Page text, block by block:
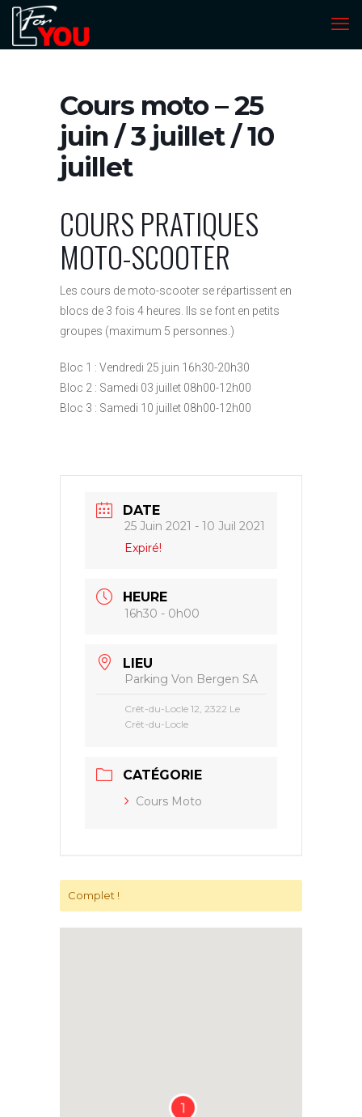
Cours moto – 25
juin / 3 juillet / 10
juillet
COURS PRATIQUES
MOTO-SCOOTER
Les cours de moto-scooter se répartissent en
blocs de 3 fois 4 heures. Ils se font en petits
groupes (maximum 5 personnes.)
Bloc 1 : Vendredi 25 juin 16h30-20h30
Bloc 2 : Samedi 03 juillet 08h00-12h00
Bloc 3 : Samedi 10 juillet 08h00-12h00
DATE
25 Juin 2021 - 10 Juil 2021
Expiré!
HEURE
16h30 - 0h00
LIEU
Parking Von Bergen SA
Crêt-du-Locle 12, 2322 Le
Crêt-du-Locle
CATÉGORIE
Cours Moto
Complet !
1